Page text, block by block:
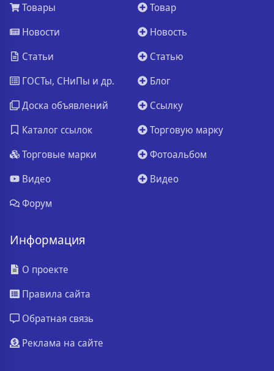
Товары
Новости
Статьи
ГОСТы, СНиПы и др.
Доска объявлений
Каталог ссылок
Торговые марки
Видео
Форум
Товар
Новость
Статью
Блог
Ссылку
Торговую марку
Фотоальбом
Видео
Информация
О проекте
Правила сайта
Обратная связь
Реклама на сайте